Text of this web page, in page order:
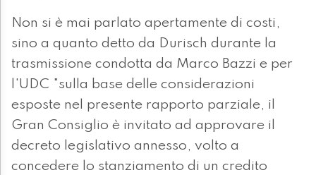
Non si è mai parlato apertamente di costi,
sino a quanto detto da Durisch durante la
trasmissione condotta da Marco Bazzi e per
l'UDC "sulla base delle considerazioni
esposte nel presente rapporto parziale, il
Gran Consiglio è invitato ad approvare il
decreto legislativo annesso, volto a
concedere lo stanziamento di un credito